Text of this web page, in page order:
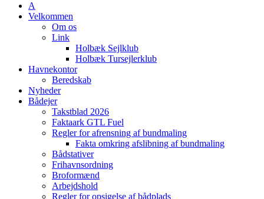
A
Velkommen
Om os
Link
Holbæk Sejlklub
Holbæk Tursejlerklub
Havnekontor
Beredskab
Nyheder
Bådejer
Takstblad 2026
Faktaark GTL Fuel
Regler for afrensning af bundmaling
Fakta omkring afslibning af bundmaling
Bådstativer
Frihavnsordning
Broformænd
Arbejdshold
Regler for opsigelse af bådplads